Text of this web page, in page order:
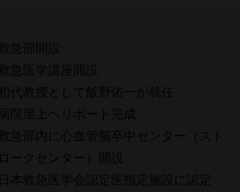
救急部開設
救急医学講座開設
初代教授として飯野佑一が就任
病院屋上ヘリポート完成
救急部内に心血管脳卒中センター（スト
ロークセンター）開設
日本救急医学会認定医指定施設に認定